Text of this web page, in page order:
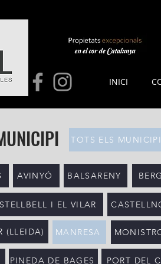
INICI
MANRESA
AVINYÓ
(LLEIDA)
PINEDA DE BAGES PORT DEL
BALSARENY
I EL VILAR
TOTS ELS